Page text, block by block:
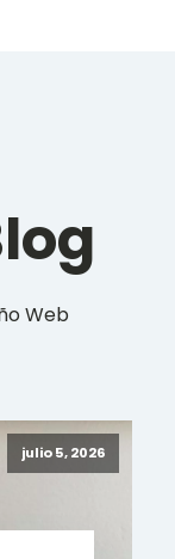
Web
julio 5, 2026